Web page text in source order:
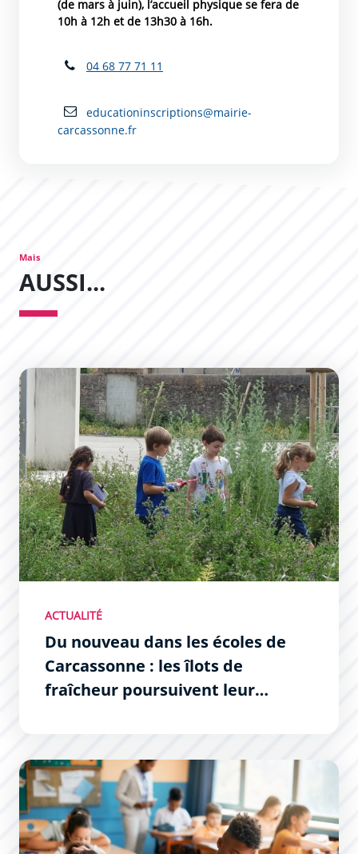
(de mars à juin), l’accueil physique se fera de
10h à 12h et de 13h30 à 16h.
04 68 77 71 11
educationinscriptions@mairie-
carcassonne.fr
Mais
AUSSI...
Du nouveau dans les écoles de Carcassonne : les îlots
ACTUALITÉ
Du nouveau dans les écoles de
Carcassonne : les îlots de
fraîcheur poursuivent leur
Lutte contre l’évitement scolaire